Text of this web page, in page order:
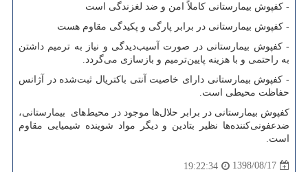
- کفپوش بیمارستانی کاملاً امن و ضد لغزندگی است
- کفپوش بیمارستانی در برابر پارگی و پکیدگی مقاوم هست
- کفپوش بیمارستانی در صورت آسیب‌دیدگی و نیاز به ترمیم داشتن
به راحتمی و با هزینه پایین‌ترمیم و بازسازی می‌گردد.
- کفپوش بیمارستانی دارای خاصیت آنتی باکتریال ثبت‌شده در آژانس
حفاظت محیطی است.
کفپوش بیمارستانی در برابر حلال‌ها موجود در محیط‌های بیمارستانی،
ضدعفونی‌کننده‌ها نظیر بتادین و دیگر مواد شوینده شیمیایی مقاوم
است.
1398/08/17
19:22:34